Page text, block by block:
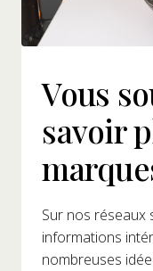
Vous
savoir
Sur nos réseaux
informations
nombreuses